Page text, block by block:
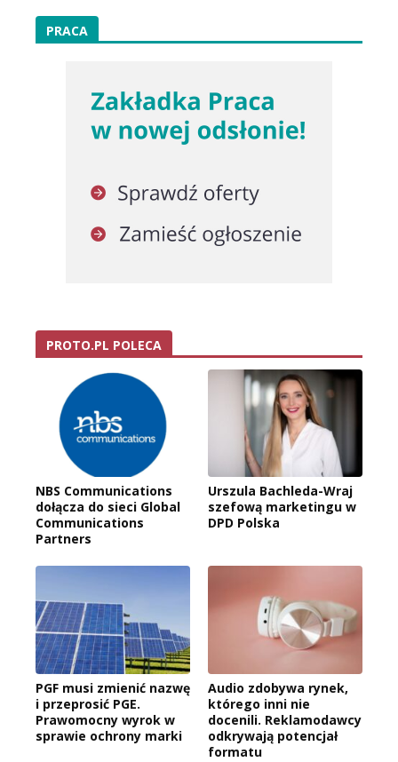
PRACA
PROTO.PL POLECA
NBS Communications
dołącza do sieci Global
Communications
Partners
Urszula Bachleda-Wraj
szefową marketingu w
DPD Polska
PGF musi zmienić nazwę
i przeprosić PGE.
Prawomocny wyrok w
sprawie ochrony marki
Audio zdobywa rynek,
którego inni nie
docenili. Reklamodawcy
odkrywają potencjał
formatu